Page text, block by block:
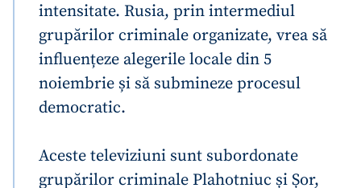
intensitate. Rusia, prin intermediul
grupărilor criminale organizate, vrea să
influențeze alegerile locale din 5
noiembrie și să submineze procesul
democratic.
Aceste televiziuni sunt subordonate
grupărilor criminale Plahotniuc și Șor,